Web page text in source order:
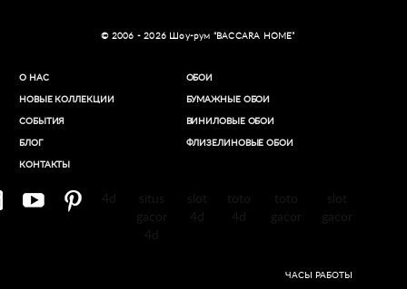
© 2006 - 2026 Шоу-рум “BACCARA HOME”
О НАС
НОВЫЕ КОЛЛЕКЦИИ
СОБЫТИЯ
БЛОГ
КОНТАКТЫ
ОБОИ
БУМАЖНЫЕ ОБОИ
ВИНИЛОВЫЕ ОБОИ​
ФЛИЗЕЛИНОВЫЕ ОБОИ
ЧАСЫ РАБОТЫ